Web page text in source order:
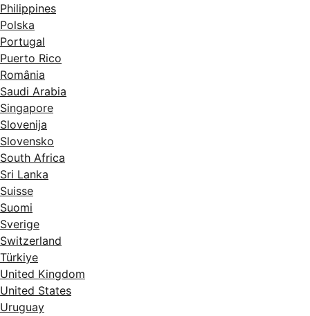
Philippines
Polska
Portugal
Puerto Rico
România
Saudi Arabia
Singapore
Slovenija
Slovensko
South Africa
Sri Lanka
Suisse
Suomi
Sverige
Switzerland
Türkiye
United Kingdom
United States
Uruguay